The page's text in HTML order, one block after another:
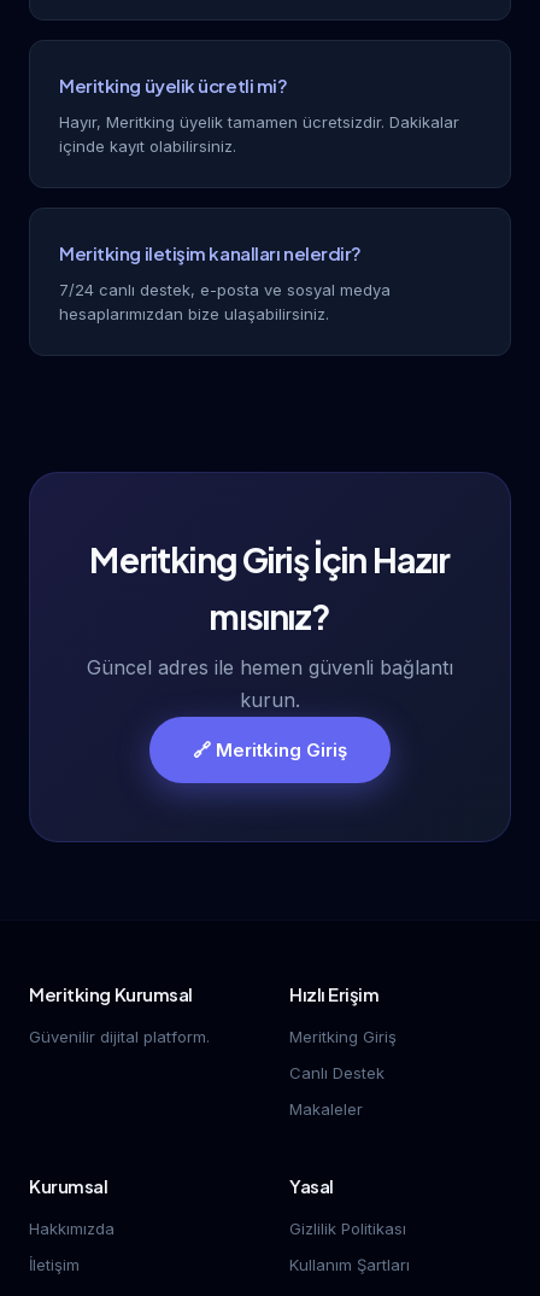
Meritking üyelik ücretli mi?
Hayır, Meritking üyelik tamamen ücretsizdir. Dakikalar
içinde kayıt olabilirsiniz.
Meritking iletişim kanalları nelerdir?
7/24 canlı destek, e-posta ve sosyal medya
hesaplarımızdan bize ulaşabilirsiniz.
Meritking Giriş İçin Hazır
mısınız?
Güncel adres ile hemen güvenli bağlantı
kurun.
🔗 Meritking Giriş
Meritking Kurumsal
Güvenilir dijital platform.
Hızlı Erişim
Meritking Giriş
Canlı Destek
Makaleler
Kurumsal
Hakkımızda
İletişim
Yasal
Gizlilik Politikası
Kullanım Şartları